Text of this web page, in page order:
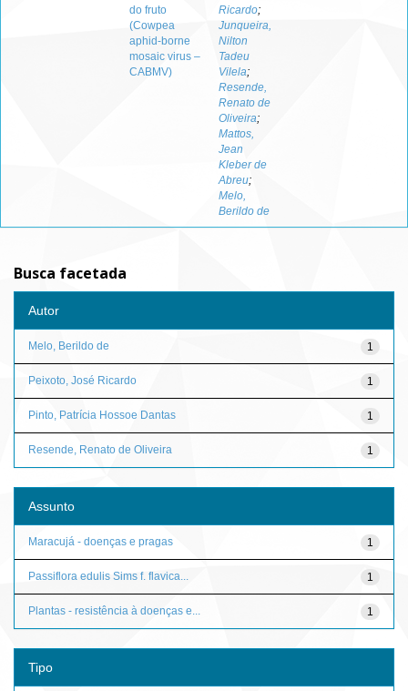
do fruto
(Cowpea
aphid-borne
mosaic virus –
CABMV)
Ricardo;
Junqueira,
Nilton
Tadeu
Vilela;
Resende,
Renato de
Oliveira;
Mattos,
Jean
Kleber de
Abreu;
Melo,
Berildo de
Busca facetada
Autor
1
Melo, Berildo de
1
Peixoto, José Ricardo
1
Pinto, Patrícia Hossoe Dantas
1
Resende, Renato de Oliveira
Assunto
1
Maracujá - doenças e pragas
1
Passiflora edulis Sims f. flavica...
1
Plantas - resistência à doenças e...
Tipo